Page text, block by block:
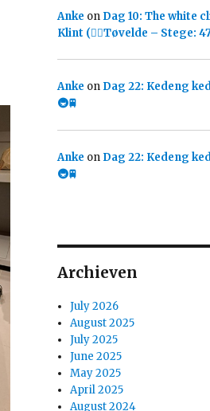
Anke on Dag 10: The white
Klint (🚴‍♀️Tøvelde – Stege:
Anke on Dag 22: Kedeng
🚇🚆
Anke on Dag 22: Kedeng
🚇🚆
Archieven
July 2026
August 2025
July 2025
June 2025
May 2025
April 2025
August 2024